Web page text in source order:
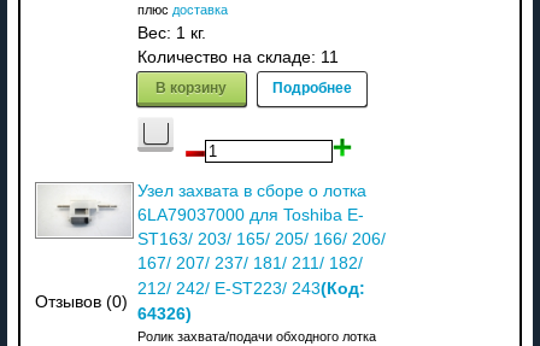
плюс доставка
Вес: 1 кг.
Количество на складе: 11
В корзину Подробнее
Отзывов (0)
Узел захвата в сборе о лотка
6LA79037000 для Toshiba E-
ST163/ 203/ 165/ 205/ 166/ 206/
167/ 207/ 237/ 181/ 211/ 182/
212/ 242/ E-ST223/ 243(Код:
64326)
Ролик захвата/подачи обходного лотка